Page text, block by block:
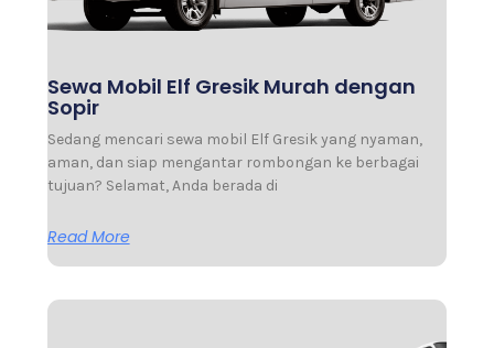
Sewa Mobil Elf Gresik Murah dengan
Sopir
Sedang mencari sewa mobil Elf Gresik yang nyaman,
aman, dan siap mengantar rombongan ke berbagai
tujuan? Selamat, Anda berada di
Read More